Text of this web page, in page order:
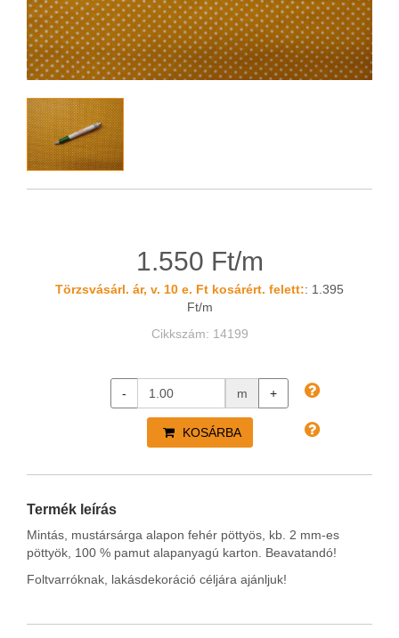
1.550 Ft/m
Törzsvásárl. ár, v. 10 e. Ft kosárért. felett:: 1.395
Ft/m
Cikkszám: 14199
- m +
KOSÁRBA
Termék leírás
Mintás, mustársárga alapon fehér pöttyös, kb. 2 mm-es
pöttyök, 100 % pamut alapanyagú karton. Beavatandó!
Foltvarróknak, lakásdekoráció céljára ajánljuk!